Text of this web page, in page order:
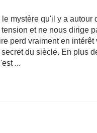
mystère qu'il y a autour
et ne nous dirige
perd vraiment en intérêt
du siècle. En plus
...